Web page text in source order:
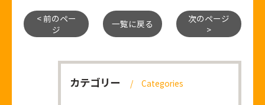
< 前のペー
ジ
一覧に戻る
次のページ
>
カテゴリー Categories